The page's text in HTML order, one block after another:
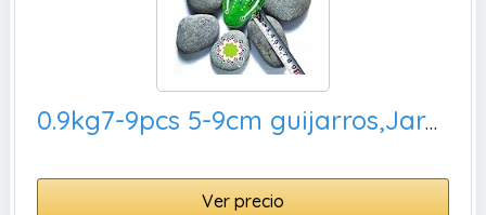
0.9kg7-9pcs 5-9cm guijarros,Jardin Decorativas
Ver precio